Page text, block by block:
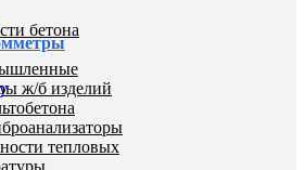
бетона
ж/б изделий
тепловых